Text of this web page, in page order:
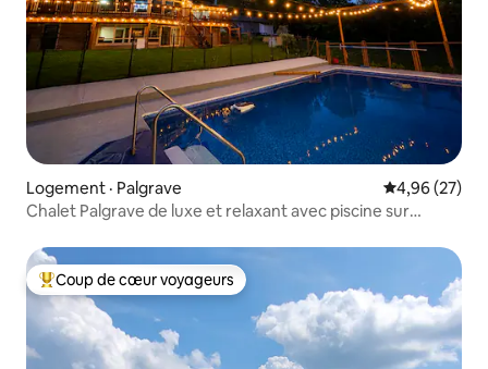
Logement · Palgrave Note
4,96 (27)
Chalet Palgrave de luxe et relaxant avec piscine sur
Coup de cœur voyageurs parmi les plus aimés
Coup de cœur voyageurs